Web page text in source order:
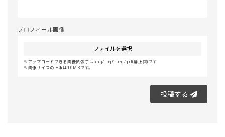
プロフィール画像
ファイルを選択
アップロードできる画像拡張子はpng/jpg/jpeg/gif(静止画)です
画像サイズの上限は10MBです。
投稿する